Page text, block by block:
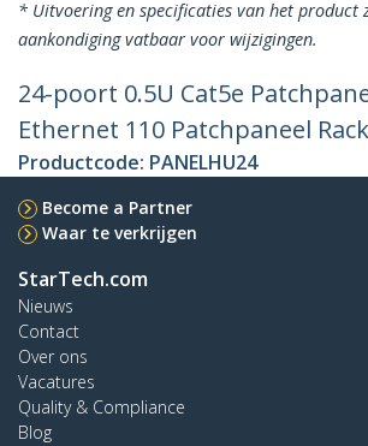
* Uitvoering en specificaties van het product
aankondiging vatbaar voor wijzigingen.
24-poort 0.5U Cat5e
Ethernet 110 Patchpaneel
Productcode: PANELHU24
Become a Partner
Waar te verkrijgen
StarTech.com
Nieuws
Contact
Over ons
Vacatures
Quality & Compliance
Blog